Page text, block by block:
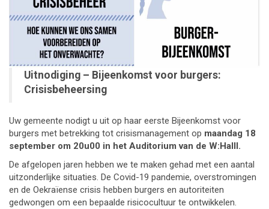
Uitnodiging – Bijeenkomst voor burgers:
Crisisbeheersing
Uw gemeente nodigt u uit op haar eerste Bijeenkomst voor
burgers met betrekking tot crisismanagement op maandag 18
september om 20u00 in het Auditorium van de W:Halll.
De afgelopen jaren hebben we te maken gehad met een aantal
uitzonderlijke situaties. De Covid-19 pandemie, overstromingen
en de Oekraïense crisis hebben burgers en autoriteiten
gedwongen om een bepaalde risicocultuur te ontwikkelen.